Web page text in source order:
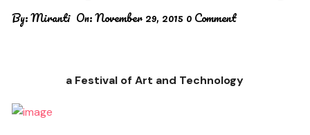
By:Miranti On:November 29, 2015 0 Comment
a Festival of Art and Technology